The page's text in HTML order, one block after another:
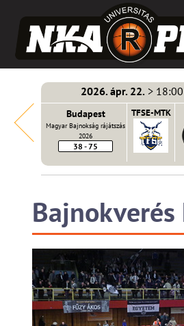
MTK
2026. ápr. 22.> 18:00
Budapest
Magyar Bajnokság rájátszás
2026
38 - 75
TFSE-MTK